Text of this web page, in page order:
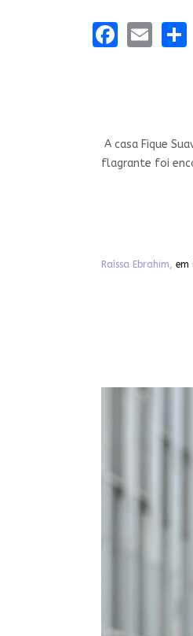
A casa Fique
flagrante foi
Raíssa Ebrahim, em